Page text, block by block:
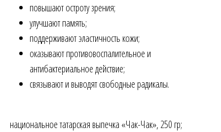
повышают остроту зрения;
улучшают память;
поддерживают эластичность кожи;
оказывают противовоспалительное и
антибактериальное действие;
связывают и выводят свободные радикалы.
национальное татарская выпечка «Чак-Чак», 250 гр;